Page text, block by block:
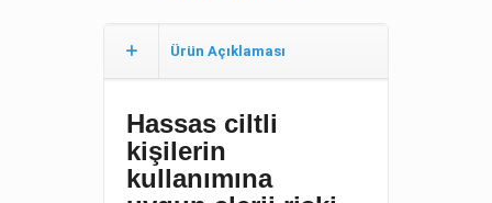
Ürün Açıklaması
Hassas ciltli
kişilerin
kullanımına